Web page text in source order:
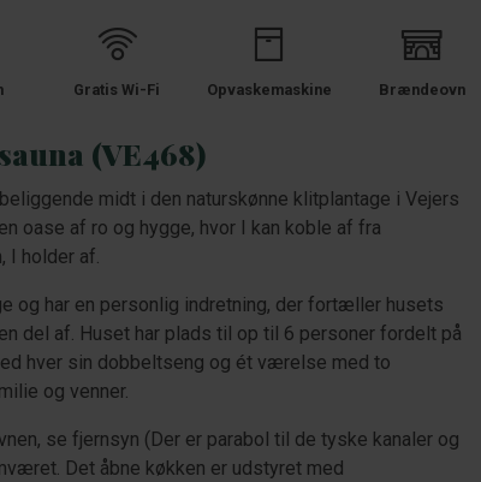
Gratis Wi-Fi Opvaskemaskine Brændeovn
(VE468)
midt i den naturskønne klitplantage i Vejers
oase af ro og hygge, hvor I kan koble af fra
I holder af.
og har en personlig indretning, der fortæller husets
del af. Huset har plads til op til 6 personer fordelt på
hver sin dobbeltseng og ét værelse med to
og venner.
se fjernsyn (Der er parabol til de tyske kanaler og
Det åbne køkken er udstyret med